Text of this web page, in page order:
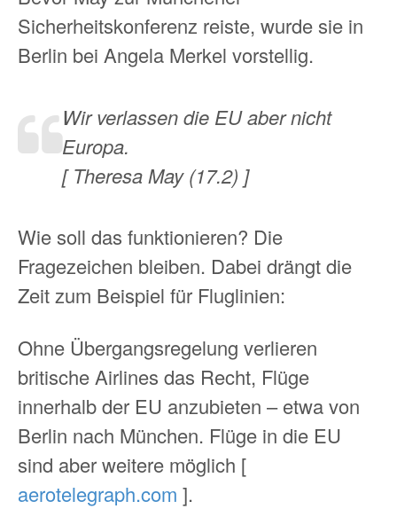
Sicherheitskonferenz reiste, wurde sie in
Berlin bei Angela Merkel vorstellig.
Wir verlassen die EU aber nicht
Europa.
[ Theresa May (17.2) ]
Wie soll das funktionieren? Die
Fragezeichen bleiben. Dabei drängt die
Zeit zum Beispiel für Fluglinien:
Ohne Übergangsregelung verlieren
britische Airlines das Recht, Flüge
innerhalb der EU anzubieten – etwa von
Berlin nach München. Flüge in die EU
sind aber weitere möglich [
aerotelegraph.com ].